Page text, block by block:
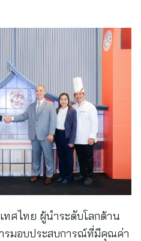
ทศไทย ผู้นำระดับโลกด้าน
รมอบประสบการณ์ที่มีคุณค่า